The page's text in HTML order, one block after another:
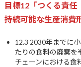
目標12「つくる責任
持続可能な生産消費
12.3 2030年までに
たりの食料の廃棄を
チェーンにおける食